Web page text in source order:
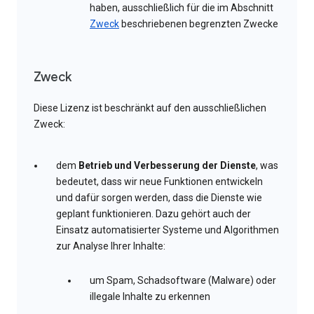
haben, ausschließlich für die im Abschnitt
Zweck beschriebenen begrenzten Zwecke
Zweck
Diese Lizenz ist beschränkt auf den ausschließlichen
Zweck:
dem Betrieb und Verbesserung der Dienste, was
bedeutet, dass wir neue Funktionen entwickeln
und dafür sorgen werden, dass die Dienste wie
geplant funktionieren. Dazu gehört auch der
Einsatz automatisierter Systeme und Algorithmen
zur Analyse Ihrer Inhalte:
um Spam, Schadsoftware (Malware) oder
illegale Inhalte zu erkennen